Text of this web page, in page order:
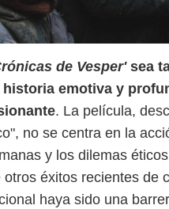
de Vesper'sea
emotiva y
. La película,
no se centra en la
y los dilemas
éxitos recientes de
haya sido una